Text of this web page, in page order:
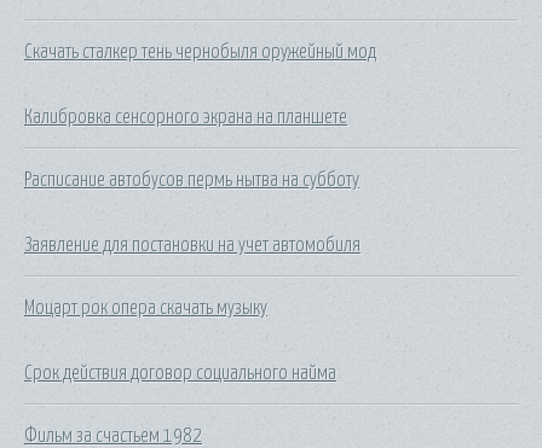
Скачать сталкер тень чернобыля оружейный мод
Калибровка сенсорного экрана на планшете
Расписание автобусов пермь нытва на субботу
Заявление для постановки на учет автомобиля
Моцарт рок опера скачать музыку
Срок действия договор социального найма
Фильм за счастьем 1982